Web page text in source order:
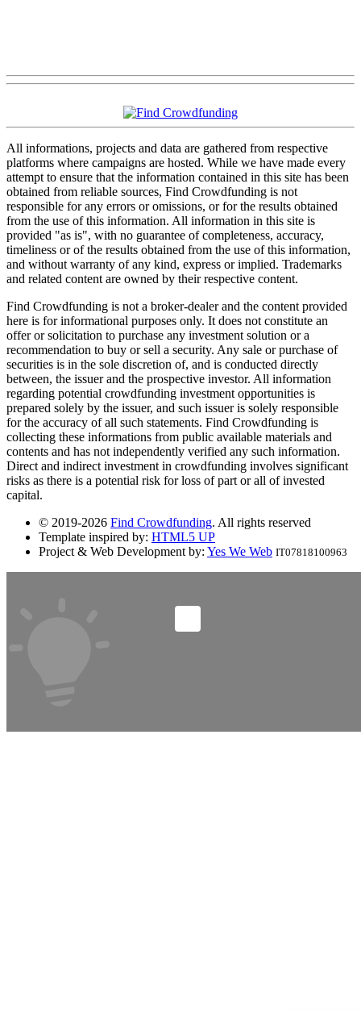
All informations, projects and data are gathered from respective
platforms where campaigns are hosted. While we have made every
attempt to ensure that the information contained in this site has been
obtained from reliable sources, Find Crowdfunding is not
responsible for any errors or omissions, or for the results obtained
from the use of this information. All information in this site is
provided "as is", with no guarantee of completeness, accuracy,
timeliness or of the results obtained from the use of this information,
and without warranty of any kind, express or implied. Trademarks
and related content are owned by their respective content.
Find Crowdfunding is not a broker-dealer and the content provided
here is for informational purposes only. It does not constitute an
offer or solicitation to purchase any investment solution or a
recommendation to buy or sell a security. Any sale or purchase of
securities is in the sole discretion of, and is conducted directly
between, the issuer and the prospective investor. All information
regarding potential crowdfunding investment opportunities is
prepared solely by the issuer, and such issuer is solely responsible
for the accuracy of all such statements. Find Crowdfunding is
collecting these informations from public available materials and
contents and has not independently verified any such information.
Direct and indirect investment in crowdfunding involves significant
risks as there is a potential risk for loss of part or all of invested
capital.
© 2019-2026 Find Crowdfunding. All rights reserved
Template inspired by: HTML5 UP
Project & Web Development by: Yes We Web IT07818100963